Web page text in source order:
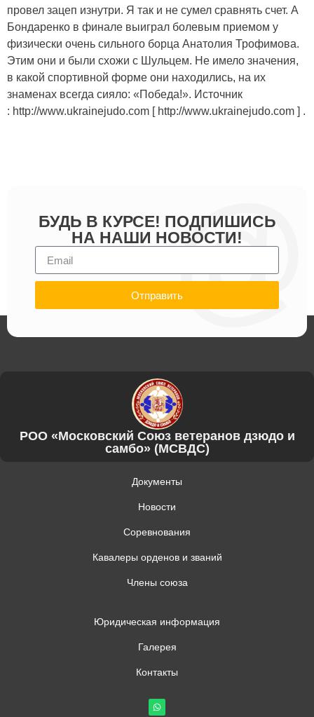
провел зацеп изнутри. Я так и не сумел сравнять счет. А
Бондаренко в финале выиграл болевым приемом у
физически очень сильного борца Анатолия Трофимова.
Этим они и были схожи с Шульцем. Не имело значения,
в какой спортивной форме они находились, на их
знаменах всегда сияло: «Победа!». Источник
: http://www.ukrainejudo.com [ http://www.ukrainejudo.com ] .
БУДЬ В КУРСЕ! ПОДПИШИСЬ
НА НАШИ НОВОСТИ!
Отправить
РОО «Московский Союз ветеранов дзюдо и
самбо» (МСВДС)
Документы
Новости
Соревнования
Кавалеры орденов и званий
Члены союза
Юридическая информация
Галерея
Контакты